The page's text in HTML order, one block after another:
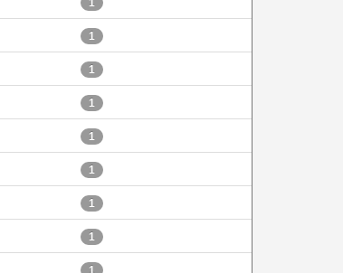
1
1
1
1
1
1
1
1
1